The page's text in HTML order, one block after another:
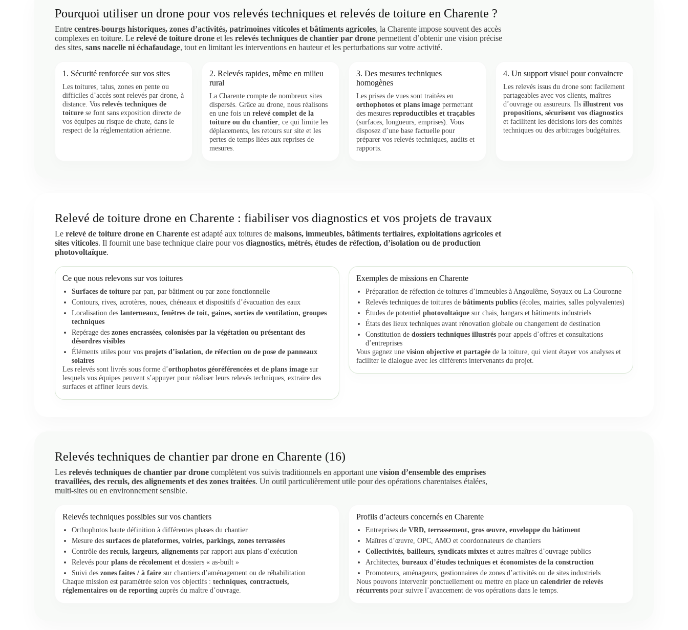
Pourquoi utiliser un drone pour vos relevés techniques et relevés de toiture en Charente ?
Entrecentres-bourgs historiques, zones d’activités, patrimoines viticoles et bâtiments agricoles, la Charente impose souvent des accès
complexes en toiture. Lerelevé de toiture drone et lesrelevés techniques de chantier par drone permettent d’obtenir une vision précise
des sites,sans nacelle ni échafaudage, tout en limitant les interventions en hauteur et les perturbations sur votre activité.
1. Sécurité renforcée sur vos sites
Les toitures, talus, zones en pente ou
difficiles d’accès sont relevés par drone, à
distance. Vosrelevés techniques de
toiture se font sans exposition directe de
vos équipes au risque de chute, dans le
respect de la réglementation aérienne.
2. Relevés rapides, même en milieu
rural
La Charente compte de nombreux sites
dispersés. Grâce au drone, nous réalisons
en une fois unrelevé complet de la
toiture ou du chantier , ce qui limite les
déplacements, les retours sur site et les
pertes de temps liées aux reprises de
mesures.
3. Des mesures techniques
homogènes
Les prises de vues sont traitées en
orthophotos et plans imagepermettant
des mesures reproductibles et traçables
(surfaces, longueurs, emprises). Vous
disposez d’une base factuelle pour
préparer vos relevés techniques, audits et
rapports.
4. Un support visuel pour convaincre
Les relevés issus du drone sont facilement
partageables avec vos clients, maîtres
d’ouvrage ou assureurs. Ils illustrent vos
propositions, sécurisent vos diagnostics
et facilitent les décisions lors des comités
techniques ou des arbitrages budgétaires.
Relevé de toiture drone en Charente : fiabiliser vos diagnostics et vos projets de travaux
Lerelevé de toiture drone en Charente est adapté aux toitures demaisons, immeubles, bâtiments tertiaires, exploitations agricoles et
sites viticoles. Il fournit une base technique claire pour vosdiagnostics, métrés, études de réfection, d’isolation ou de production
photovoltaïque.
Ce que nous relevons sur vos toitures
Surfaces de toiture par pan, par bâtiment ou par zone fonctionnelle
Contours, rives, acrotères, noues, chéneaux et dispositifs d’évacuation des eaux
Localisation deslanterneaux, fenêtres de toit, gaines, sorties de ventilation, groupes
techniques
Repérage deszones encrassées, colonisées par la végétation ou présentant des
désordres visibles
Éléments utiles pour vosprojets d’isolation, de réfection ou de pose de panneaux
solaires
Les relevés sont livrés sous forme d’orthophotos géoréférencées et de plans image sur
lesquels vos équipes peuvent s’appuyer pour réaliser leurs relevés techniques, extraire des
surfaces et affiner leurs devis.
Exemples de missions en Charente
Préparation de réfection de toitures d’immeubles à Angoulême, Soyaux ou La Couronne
Relevés techniques de toitures de bâtiments publics (écoles, mairies, salles polyvalentes)
Études de potentiel photovoltaïque sur chais, hangars et bâtiments industriels
États des lieux techniques avant rénovation globale ou changement de destination
Constitution de dossiers techniques illustrés pour appels d’offres et consultations
d’entreprises
Vous gagnez une vision objective et partagée de la toiture, qui vient étayer vos analyses et
faciliter le dialogue avec les différents intervenants du projet.
Relevés techniques de chantier par drone en Charente (16)
Lesrelevés techniques de chantier par drone complètent vos suivis traditionnels en apportant unevision d’ensemble des emprises
travaillées, des reculs, des alignements et des zones traitées. Un outil particulièrement utile pour des opérations charentaises étalées,
multi-sites ou en environnement sensible.
Relevés techniques possibles sur vos chantiers
Orthophotos haute définition à différentes phases du chantier
Mesure dessurfaces de plateformes, voiries, parkings, zones terrassées
Contrôle desreculs, largeurs, alignements par rapport aux plans d’exécution
Relevés pourplans de récolement et dossiers « as-built »
Suivi deszones faites / à faire sur chantiers d’aménagement ou de réhabilitation
Chaque mission est paramétrée selon vos objectifs :techniques, contractuels,
réglementaires ou de reporting auprès du maître d’ouvrage.
Profils d’acteurs concernés en Charente
Entreprises de VRD, terrassement, gros œuvre, enveloppe du bâtiment
Maîtres d’œuvre, OPC, AMO et coordonnateurs de chantiers
Collectivités, bailleurs, syndicats mixtes et autres maîtres d’ouvrage publics
Architectes, bureaux d’études techniques et économistes de la construction
Promoteurs, aménageurs, gestionnaires de zones d’activités ou de sites industriels
Nous pouvons intervenir ponctuellement ou mettre en place un calendrier de relevés
récurrents pour suivre l’avancement de vos opérations dans le temps.